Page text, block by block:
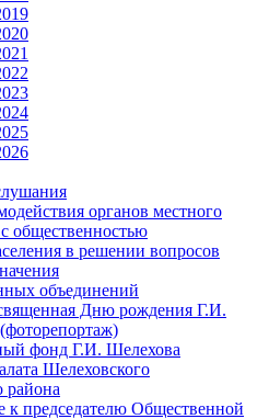
органов местного
общественностью
в решении вопросов
объединений
Дню рождения Г.И.
фонд Г.И. Шелехова
Шелеховского
района
к председателю Общественной